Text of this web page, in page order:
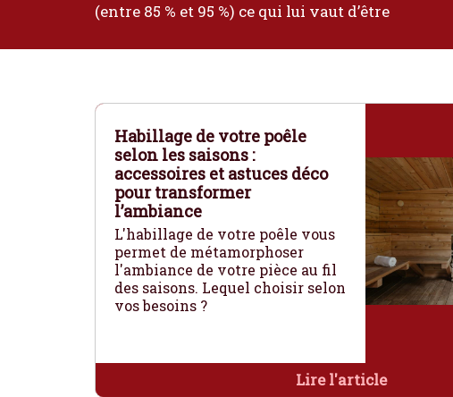
(entre 85 % et 95 %) ce qui lui vaut d’être
Habillage de votre poêle
selon les saisons :
accessoires et astuces déco
pour transformer
l’ambiance
L'habillage de votre poêle vous
permet de métamorphoser
l'ambiance de votre pièce au fil
des saisons. Lequel choisir selon
vos besoins ?
Lire l'article